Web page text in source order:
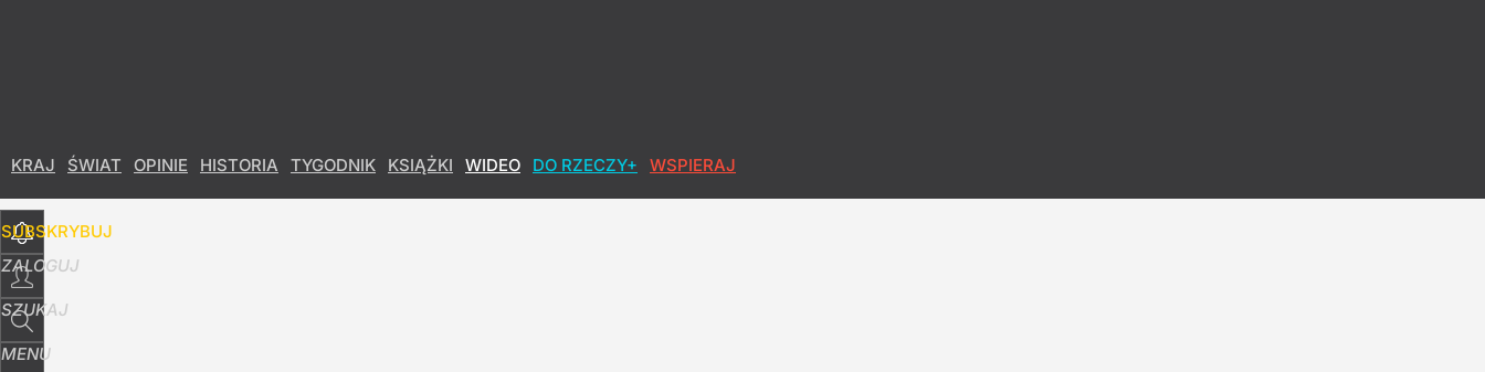
KRAJ ŚWIAT OPINIE HISTORIA TYGODNIK KSIĄŻKI WIDEO DO RZECZY+ WSPIERAJ
SUBSKRYBUJ
ZALOGUJ
SZUKAJ
MENU